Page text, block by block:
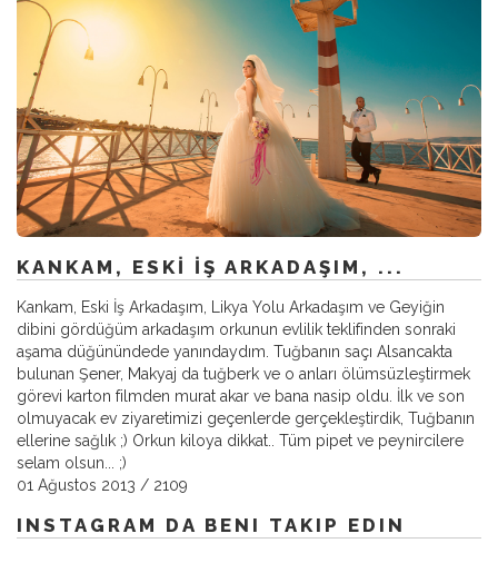
FOTOĞRAFCISI
KANKAM, ESKI İŞ ARKADAŞIM, ...
Kankam, Eski İş Arkadaşım, Likya Yolu Arkadaşım ve Geyiğin
dibini gördüğüm arkadaşım orkunun evlilik teklifinden sonraki
aşama düğünündede yanındaydım. Tuğbanın saçı Alsancakta
bulunan Şener, Makyaj da tuğberk ve o anları ölümsüzleştirmek
görevi karton filmden murat akar ve bana nasip oldu. İlk ve son
olmuyacak ev ziyaretimizi geçenlerde gerçekleştirdik, Tuğbanın
ellerine sağlık ;) Orkun kiloya dikkat.. Tüm pipet ve peynircilere
selam olsun... ;)
01 Ağustos 2013 / 2109
INSTAGRAM DA BENI TAKIP EDIN